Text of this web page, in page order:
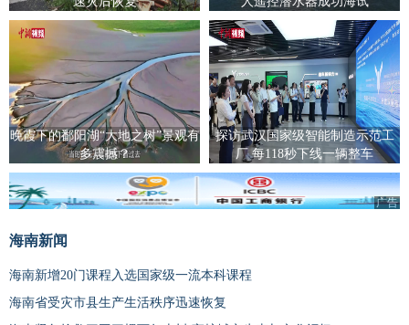
晚霞下的鄱阳湖“大地之树”景观有
多震撼？
探访武汉国家级智能制造示范工
厂 每118秒下线一辆整车
广告
海南新闻
海南新增20门课程入选国家级一流本科课程
海南省受灾市县生产生活秩序迅速恢复